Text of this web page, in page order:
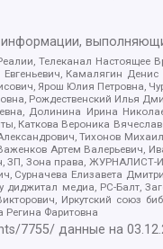
Телеканал Настоящее
Камалягин
Ярош Юлия Петровна,
Рождественский Илья
Долинина Ирина
Каткова Вероника
Тихонов Михаил
Артем Валерьевич,
ЗП, Зона права,
Сурначева Елизавета
медиа, РС-Балт,
Иркутский союз
Регина Фаритовна
7755/ данные на